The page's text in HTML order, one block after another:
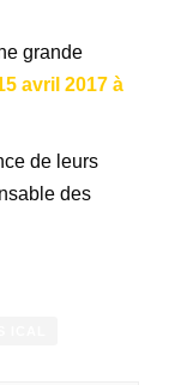
grande
avril 2017 à
de leurs
des